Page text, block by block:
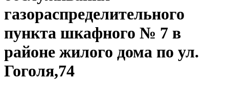
газораспределительного
пункта шкафного № 7 в
районе жилого дома по ул.
Гоголя,74